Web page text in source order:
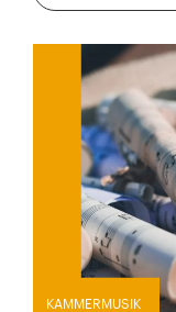
KAMMERMUSIK